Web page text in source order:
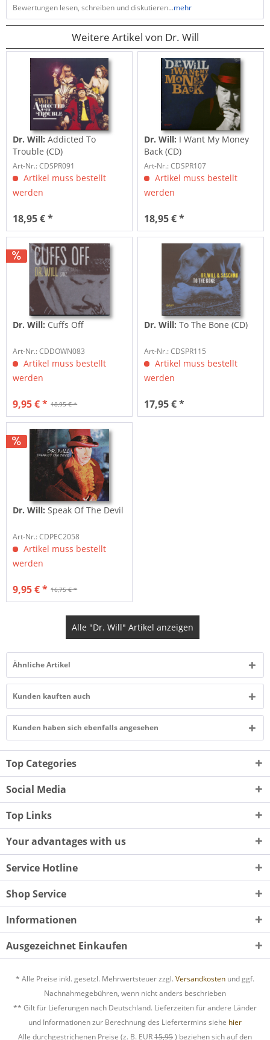
Bewertungen lesen, schreiben und diskutieren...mehr
Weitere Artikel von Dr. Will
Dr. Will: Addicted To
Trouble (CD)
Art-Nr.: CDSPR091
Artikel muss bestellt
werden
18,95 € *
Dr. Will: I Want My Money
Back (CD)
Art-Nr.: CDSPR107
Artikel muss bestellt
werden
18,95 € *
Dr. Will: Cuffs Off
Art-Nr.: CDDOWN083
Artikel muss bestellt
werden
18,95 € *
9,95 € *
Dr. Will: To The Bone (CD)
Art-Nr.: CDSPR115
Artikel muss bestellt
werden
17,95 € *
Dr. Will: Speak Of The Devil
Art-Nr.: CDPEC2058
Artikel muss bestellt
werden
16,75 € *
9,95 € *
Alle "Dr. Will" Artikel anzeigen
Ähnliche Artikel
Kunden kauften auch
Kunden haben sich ebenfalls angesehen
Top Categories
Social Media
Top Links
Your advantages with us
Service Hotline
Shop Service
Informationen
Ausgezeichnet Einkaufen
* Alle Preise inkl. gesetzl. Mehrwertsteuer zzgl. Versandkosten und ggf.
Nachnahmegebühren, wenn nicht anders beschrieben
** Gilt für Lieferungen nach Deutschland. Lieferzeiten für andere Länder
und Informationen zur Berechnung des Liefertermins siehe hier
Alle durchgestrichenen Preise (z. B. EUR15,95) beziehen sich auf den